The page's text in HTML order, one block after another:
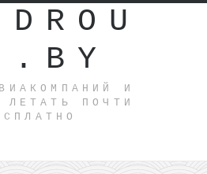
И
ЛЕТАТЬ ПОЧТИ